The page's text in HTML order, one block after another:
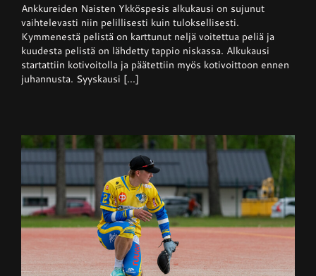
Ykköspesis:
Kangerteleva
kevätkausi
Ankkureiden Naisten Ykköspesis alkukausi on sujunut
vaihtelevasti niin pelillisesti kuin tuloksellisesti.
Kymmenestä pelistä on karttunut neljä voitettua peliä ja
kuudesta pelistä on lähdetty tappio niskassa. Alkukausi
startattiin kotivoitolla ja päätettiin myös kotivoittoon ennen
juhannusta. Syyskausi [...]